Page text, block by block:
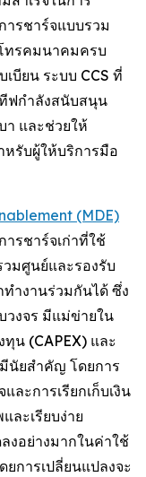
ารชาร์จแบบรวม
ทรคมนาคมครบ
บียน ระบบ CCS ที่
ทีฟกำลังสนับสนุน
า และช่วยให้
หรับผู้ให้บริการมือ
(MDE)
รชาร์จเก่าที่ใช้
วมศูนย์และรองรับ
ทำงานร่วมกันได้ ซึ่ง
วงจร มีแม่ข่ายใน
น (CAPEX) และ
มีนัยสำคัญ โดยการ
ละการเรียกเก็บเงิน
ละเรียบง่าย
งอย่างมากในค่าใช้
การเปลี่ยนแปลงจะ